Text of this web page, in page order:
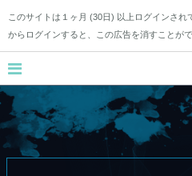
このサイトは１ヶ月 (30日) 以上ログインされ
からログインすると、この広告を消すことがで